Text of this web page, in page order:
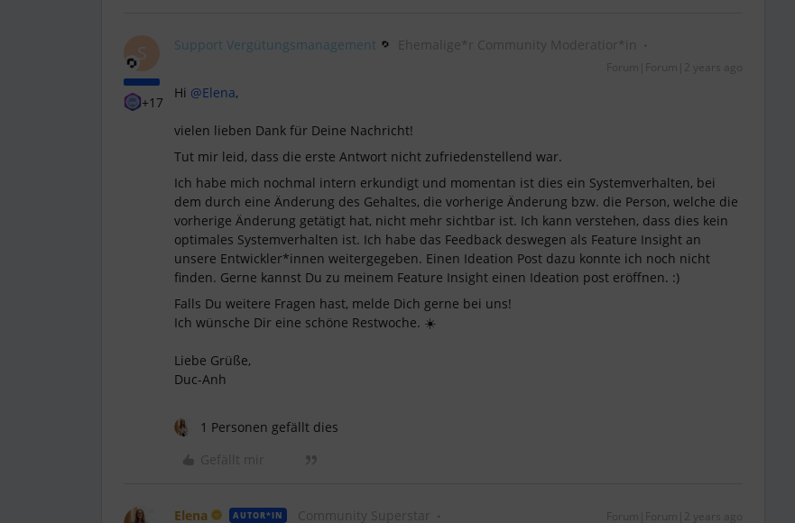
S
+17
Support Vergütungsmanagement Ehemalige*r Community Moderatior*in
Forum|Forum|2 years ago
Hi @Elena,
vielen lieben Dank für Deine Nachricht!
Tut mir leid, dass die erste Antwort nicht zufriedenstellend war.
Ich habe mich nochmal intern erkundigt und momentan ist dies ein Systemverhalten, bei
dem durch eine Änderung des Gehaltes, die vorherige Änderung bzw. die Person, welche die
vorherige Änderung getätigt hat, nicht mehr sichtbar ist. Ich kann verstehen, dass dies kein
optimales Systemverhalten ist. Ich habe das Feedback deswegen als Feature Insight an
unsere Entwickler*innen weitergegeben. Einen Ideation Post dazu konnte ich noch nicht
finden. Gerne kannst Du zu meinem Feature Insight einen Ideation post eröffnen. :)
Falls Du weitere Fragen hast, melde Dich gerne bei uns!
Ich wünsche Dir eine schöne Restwoche. ☀️
Liebe Grüße,
Duc-Anh
1 Personen gefällt dies
Gefällt mir
Elena AUTOR*IN Community Superstar Forum|Forum|2 years ago